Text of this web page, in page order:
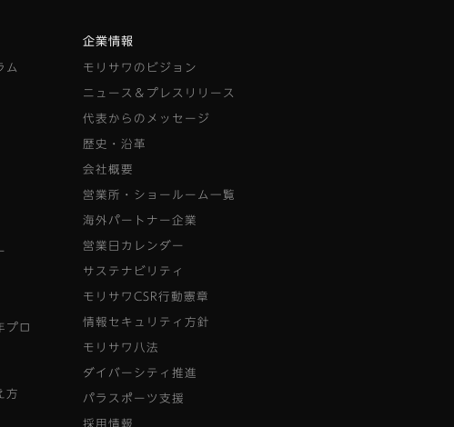
ム
プロ
方
企業情報
モリサワのビジョン
ニュース＆プレスリリース
代表からのメッセージ
歴史・沿革
会社概要
営業所・ショールーム一覧
海外パートナー企業
営業日カレンダー
サステナビリティ
モリサワCSR行動憲章
情報セキュリティ方針
モリサワ八法
ダイバーシティ推進
パラスポーツ支援
採用情報